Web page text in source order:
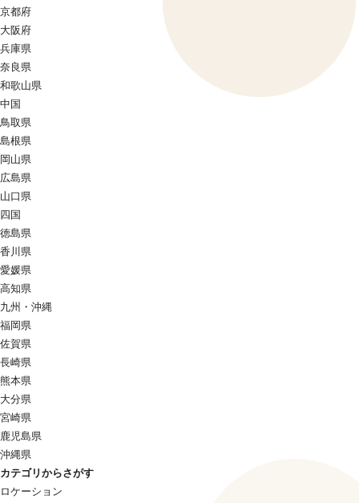
京都府
大阪府
兵庫県
奈良県
和歌山県
中国
鳥取県
島根県
岡山県
広島県
山口県
四国
徳島県
香川県
愛媛県
高知県
九州・沖縄
福岡県
佐賀県
長崎県
熊本県
大分県
宮崎県
鹿児島県
沖縄県
カテゴリからさがす
ロケーション